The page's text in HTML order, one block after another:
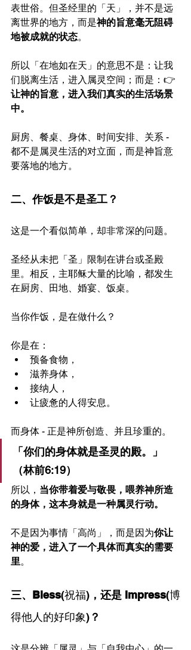
表世俗。但圣经里的「天」，并不是远
离世界的地方，而是神的旨意毫无阻碍
地被成就的状态。
所以「在地如在天」的意思不是：让我
们脱离生活，进入属灵空间；而是：👉
让神的旨意，进入我们真实的生活场景
中。
厨房、餐桌、身体、时间安排、关系 -
都不是属灵生活的对立面，而是神旨意
要落地的地方。
二、作饭是不是圣工？
这是一个看似简单，却非常深的问题。
圣经从未把「圣」限制在讲台或圣殿
里。相反，主耶稣大量的比喻，都发生
在厨房、田地、婚宴、饭桌。
当你作饭，是在做什么？
你是在：
预备食物，
滋养身体，
接纳人，
让疲惫的人得安息。
而身体 - 正是神所创造、并且珍重的。
「你们的身体就是圣灵的殿。」
（林前6:19）
所以， 当你带着爱与敬畏，喂养神所造
的身体，这本身就是一种属灵行动。
不是因为事情「高尚」，而是因为你让
神的爱，进入了一个具体而真实的需要
里。
三、Bless(祝福) ，还是 Impress(博
得他人的好印象) ？